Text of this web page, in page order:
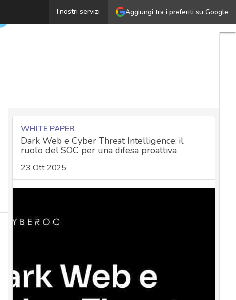
Aggiungi tra i preferiti su Google
I nostri servizi
Cyber security, il nuovo quadro normativo: Copasir
WHITE PAPER
Dark Web e Cyber Threat Intelligence: il
ruolo del SOC per una difesa proattiva
23 Ott 2025